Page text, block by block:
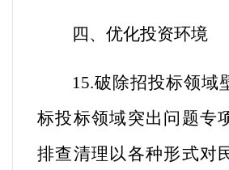
四、优化投资环境
15.破除招投标领域
标投标领域突出问题专
排查清理以各种形式对